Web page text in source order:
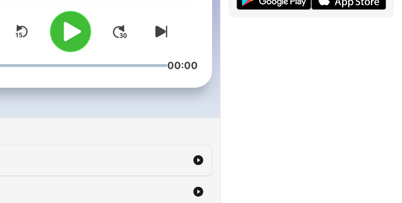
gerçekleşenleri, gelecek
planlarını konuşuyoruz.
ookanadapodcast@gmail.com
adresine mail atabilir ya da
hesabını takip edebilirsiniz.
00:00